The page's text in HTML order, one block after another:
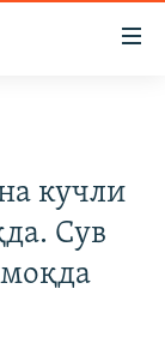
кучли
Сув